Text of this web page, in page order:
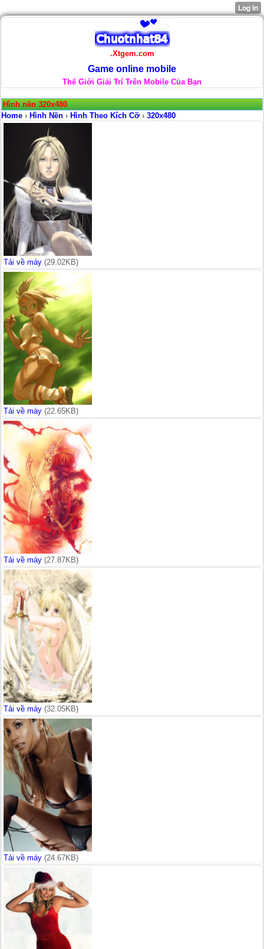
.Xtgem.com
Game online mobile
Thế Giới Giải Trí Trên Mobile Của Bạn
Hình nền 320x480
Home › Hình Nền › Hình Theo Kích Cỡ› 320x480
Tải về máy (29.02KB)
Tải về máy (22.65KB)
Tải về máy (27.87KB)
Tải về máy (32.05KB)
Tải về máy (24.67KB)